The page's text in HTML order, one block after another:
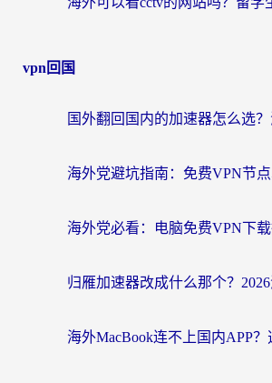
vpn回国